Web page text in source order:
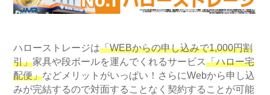
ハローストレージは「WEBからの申し込みで1,000円割
引」家具や段ボールを運んでくれるサービス「ハロー宅
配便」などメリットがいっぱい！さらにWebから申し込
みが完結するので対面することなく契約することが可能